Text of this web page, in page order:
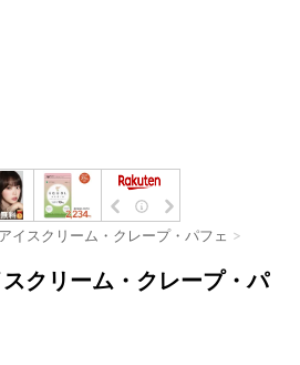
アイスクリーム・クレープ・パフェ >
クリーム・クレープ・パ